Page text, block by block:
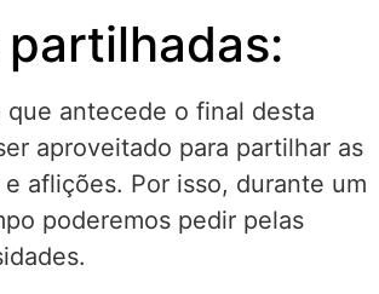
que antecede o final desta
aproveitado para partilhar as
aflições. Por isso, durante um
poderemos pedir pelas